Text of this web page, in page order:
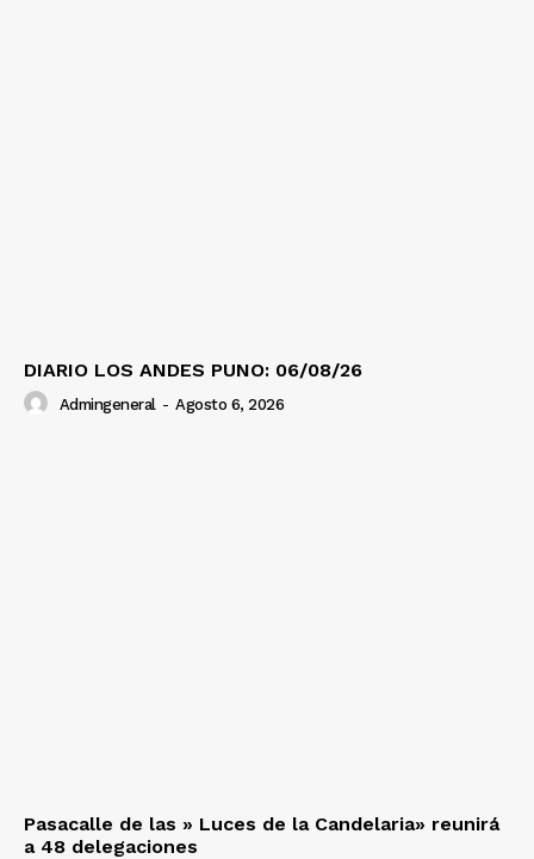
DIARIO LOS ANDES PUNO: 06/08/26
Admingeneral - Agosto 6, 2026
Pasacalle de las » Luces de la Candelaria» reunirá
a 48 delegaciones